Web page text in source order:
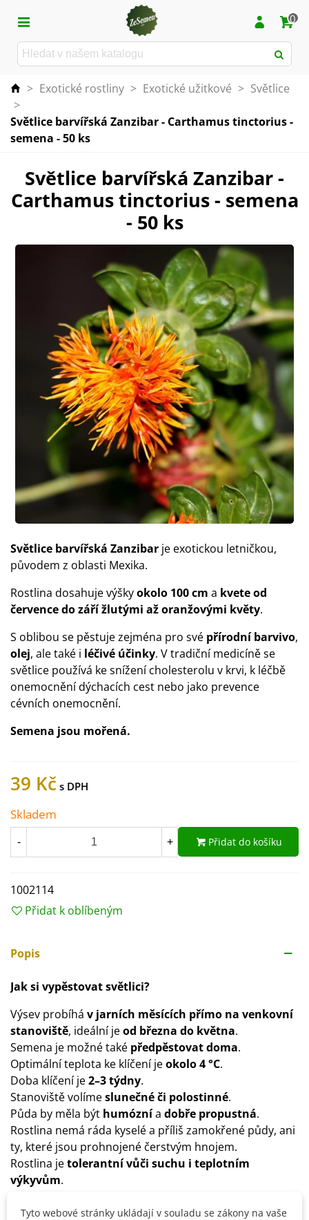
0
> Exotické rostliny > Exotické užitkové > Světlice
>
Světlice barvířská Zanzibar - Carthamus tinctorius -
semena - 50 ks
Světlice barvířská Zanzibar -
Carthamus tinctorius - semena
- 50 ks
Světlice barvířská Zanzibar je exotickou letničkou,
původem z oblasti Mexika.
Rostlina dosahuje výškyokolo 100 cm a kvete od
července do září žlutými až oranžovými květy.
S oblibou se pěstuje zejména pro své přírodní barvivo,
olej, ale také i léčivé účinky. V tradiční medicíně se
světlice používá ke snížení cholesterolu v krvi, k léčbě
onemocnění dýchacích cest nebo jako prevence
cévních onemocnění.
Semena jsou mořená.
39 Kč
Skladem
- + Přidat do košíku
1002114
Přidat k oblíbeným
Popis
Jak si vypěstovat světlici?
Výsev probíhá v jarních měsících přímo na venkovní
stanoviště, ideální jeod března do května.
Semena je možné také předpěstovat doma.
Optimální teplota ke klíčení jeokolo 4 °C.
Doba klíčení je2–3 týdny.
Stanoviště volímeslunečné či polostinné.
Půda by měla být humóznía dobře propustná.
Rostlina nemá ráda kyselé a příliš zamokřené půdy, ani
ty, které jsou prohnojené čerstvým hnojem.
Rostlina jetolerantní vůči suchu i teplotním
výkyvům.
Tyto webové stránky ukládají v souladu se zákony na vaše